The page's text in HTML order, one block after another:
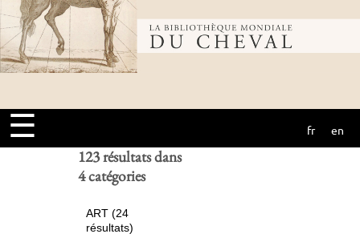
Bibliothèque
mondiale du
cheval
☰ fr en
Ouvrages
numérisés seuls
Réinitialiser
123 résultats dans
4 catégories
ART (24
résultats)